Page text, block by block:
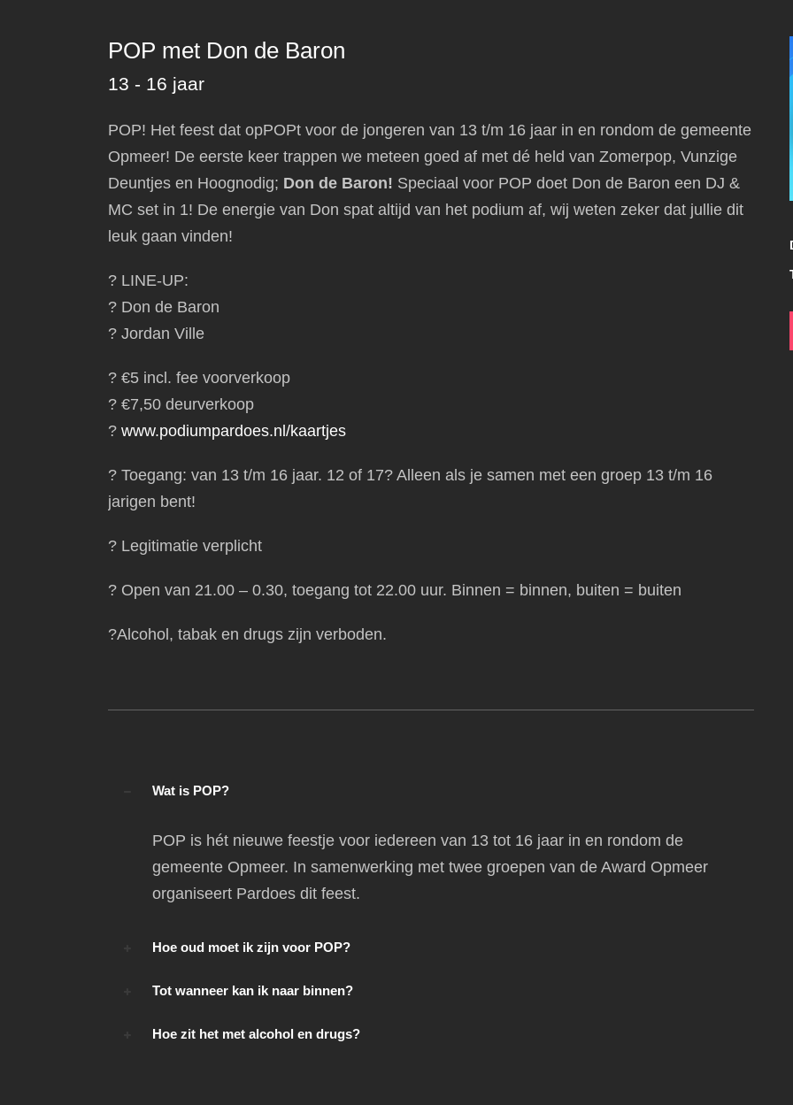
POP met Don de Baron
13 - 16 jaar
POP! Het feest dat opPOPt voor de jongeren van 13 t/m 16 jaar in en rondom de gemeente
Opmeer! De eerste keer trappen we meteen goed af met dé held van Zomerpop, Vunzige
Deuntjes en Hoognodig; Don de Baron! Speciaal voor POP doet Don de Baron een DJ &
MC set in 1! De energie van Don spat altijd van het podium af, wij weten zeker dat jullie dit
leuk gaan vinden!
? LINE-UP:
? Don de Baron
? Jordan Ville
?️ €5 incl. fee voorverkoop
?️ €7,50 deurverkoop
? www.podiumpardoes.nl/kaartjes
? Toegang: van 13 t/m 16 jaar. 12 of 17? Alleen als je samen met een groep 13 t/m 16
jarigen bent!
? Legitimatie verplicht
? Open van 21.00 – 0.30, toegang tot 22.00 uur. Binnen = binnen, buiten = buiten
?Alcohol, tabak en drugs zijn verboden.
Wat is POP?
POP is hét nieuwe feestje voor iedereen van 13 tot 16 jaar in en rondom de
gemeente Opmeer. In samenwerking met twee groepen van de Award Opmeer
organiseert Pardoes dit feest.
Hoe oud moet ik zijn voor POP?
Tot wanneer kan ik naar binnen?
Hoe zit het met alcohol en drugs?